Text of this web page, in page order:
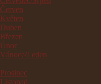
Červen
Květen
Duben
Březen
Únor
Vánoce/Leden
Prosinec
Listopad